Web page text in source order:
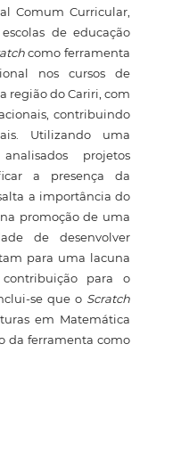
Comum Curricular,
de educação
como ferramenta
nos cursos de
região do Cariri, com
contribuindo
Utilizando uma
projetos
a presença da
a importância do
promoção de uma
de desenvolver
para uma lacuna
para o
se que o Scratch
em Matemática
da ferramenta como